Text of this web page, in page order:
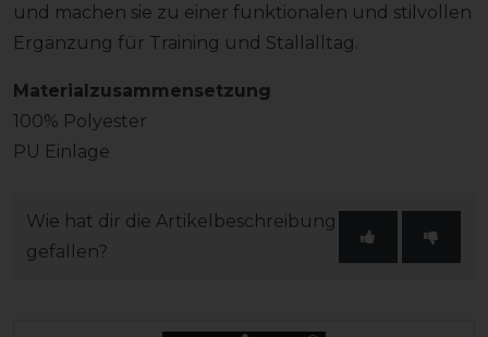
und machen sie zu einer funktionalen und stilvollen
Ergänzung für Training und Stallalltag.
Materialzusammensetzung
100% Polyester
PU Einlage
Wie hat dir die Artikelbeschreibung
gefallen?